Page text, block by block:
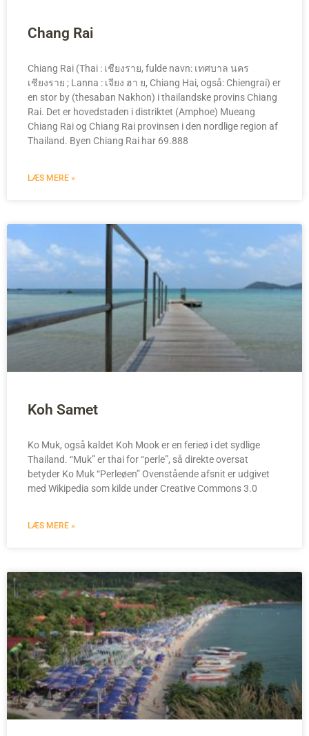
Chang Rai
Chiang Rai (Thai : เชียงราย, fulde navn: เทศบาล นคร
เชียงราย ; Lanna : เจียง ฮา ย, Chiang Hai, også: Chiengrai) er
en stor by (thesaban Nakhon) i thailandske provins Chiang
Rai. Det er hovedstaden i distriktet (Amphoe) Mueang
Chiang Rai og Chiang Rai provinsen i den nordlige region af
Thailand. Byen Chiang Rai har 69.888
LÆS MERE »
Koh Samet
Ko Muk, også kaldet Koh Mook er en ferieø i det sydlige
Thailand. “Muk” er thai for “perle”, så direkte oversat
betyder Ko Muk “Perleøen” Ovenstående afsnit er udgivet
med Wikipedia som kilde under Creative Commons 3.0
LÆS MERE »